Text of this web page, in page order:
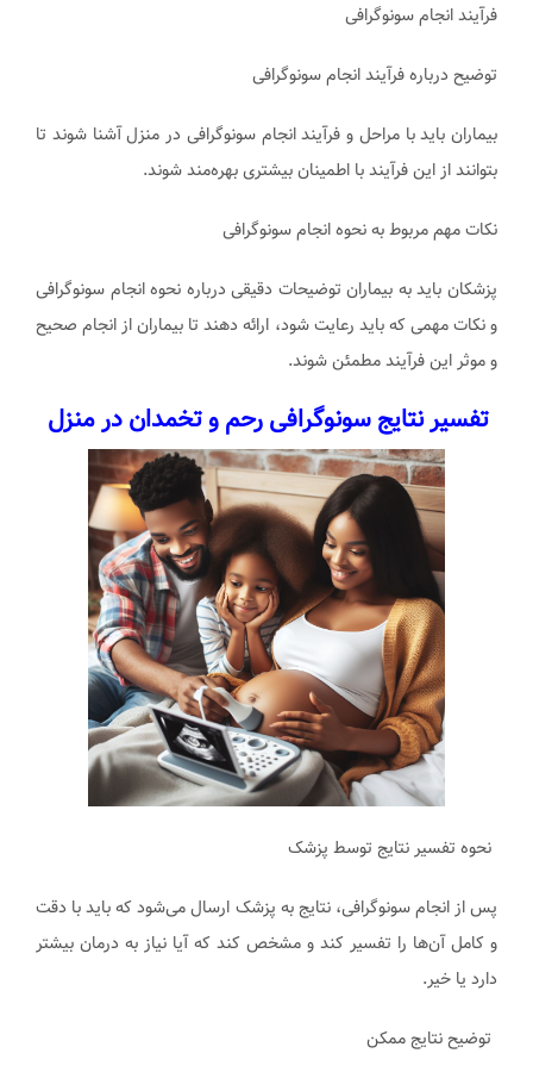
فرآیند انجام سونوگرافی
توضیح درباره فرآیند انجام سونوگرافی
بیماران باید با مراحل و فرآیند انجام سونوگرافی در منزل آشنا شوند تا
بتوانند از این فرآیند با اطمینان بیشتری بهره‌مند شوند.
نکات مهم مربوط به نحوه انجام سونوگرافی
پزشکان باید به بیماران توضیحات دقیقی درباره نحوه انجام سونوگرافی
و نکات مهمی که باید رعایت شود، ارائه دهند تا بیماران از انجام صحیح
و موثر این فرآیند مطمئن شوند.
تفسیر نتایج سونوگرافی رحم و تخمدان در منزل
نحوه تفسیر نتایج توسط پزشک
پس از انجام سونوگرافی، نتایج به پزشک ارسال می‌شود که باید با دقت
و کامل آن‌ها را تفسیر کند و مشخص کند که آیا نیاز به درمان بیشتر
دارد یا خیر.
توضیح نتایج ممکن